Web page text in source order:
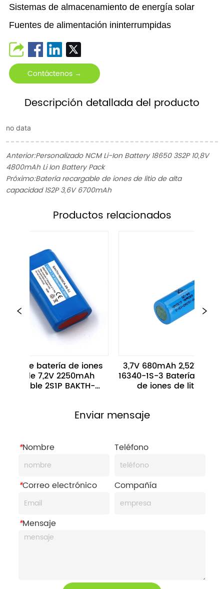
Sistemas de almacenamiento de energía solar
Fuentes de alimentación ininterrumpidas
Contáctenos →
Descripción detallada del producto
no data
Anterior:Personalizado NCM Li-Ion Battery 18650 3S2P 10,8V
4800mAh Li Ion Battery Pack
Próximo:Batería recargable de iones de litio de alta
capacidad 1S2P 3,6V 6700mAh
ㅤProductos relacionados
de batería de iones
de 7,2V 2250mAh
2S1P BAKTH-
3,7V 680mAh 2,52Wh BAKTH-
16340-1S-3 Batería recargable
de iones de litio para
Enviar mensaje
*Nombre Teléfono
*Correo electrónico Compañía
*Mensaje